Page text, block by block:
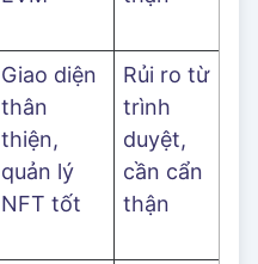
Giao diện
thân
thiện,
quản lý
NFT tốt
Rủi ro từ
trình
duyệt,
cần cẩn
thận